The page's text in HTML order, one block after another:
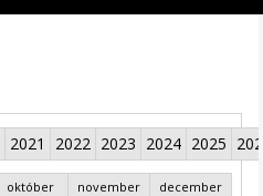
2021 2022 2023 2024 2025 2026
október november december